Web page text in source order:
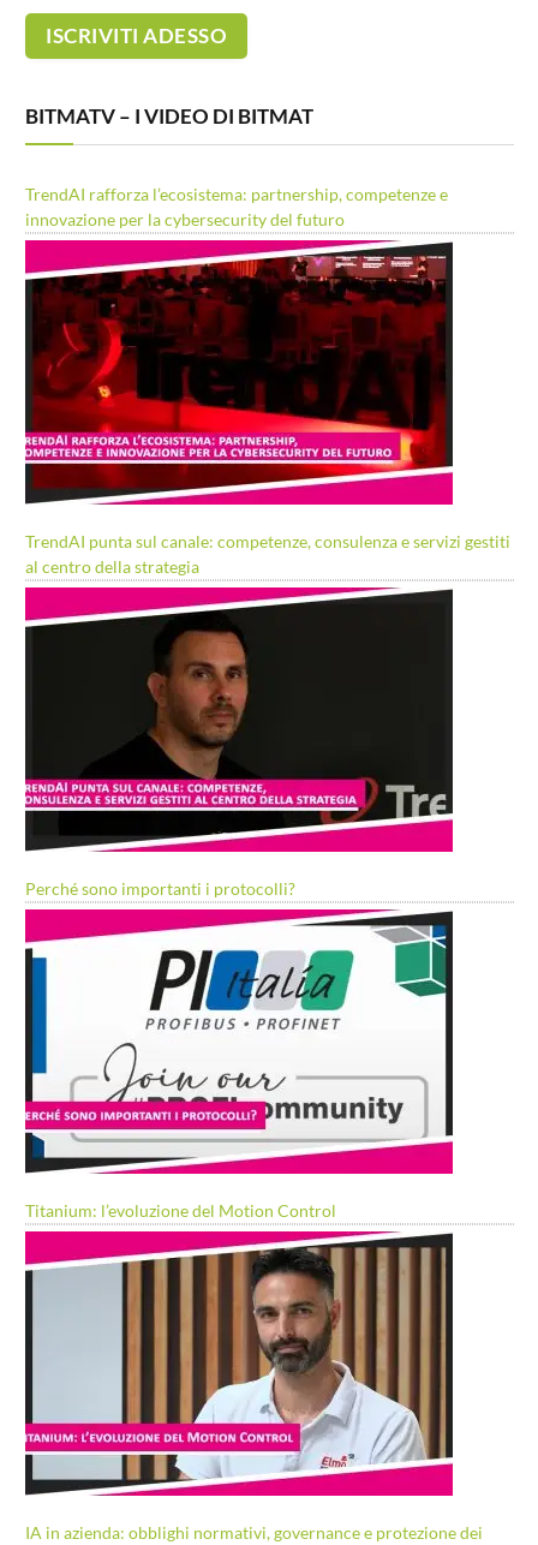
BITMATV – I VIDEO DI BITMAT
TrendAI rafforza l’ecosistema: partnership, competenze e
innovazione per la cybersecurity del futuro
TrendAI punta sul canale: competenze, consulenza e servizi gestiti
al centro della strategia
Perché sono importanti i protocolli?
Titanium: l’evoluzione del Motion Control
IA in azienda: obblighi normativi, governance e protezione dei